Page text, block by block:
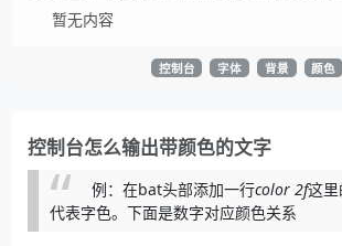
暂无内容
控制台 字体 背景 颜色
控制台怎么输出带颜色的文字
例：在bat头部添加一行color 2f这里
代表字色。下面是数字对应颜色关系